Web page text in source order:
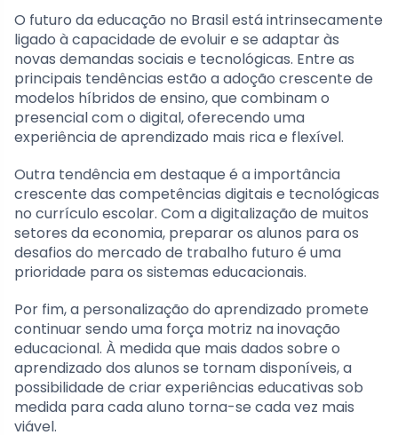
O futuro da educação no Brasil está intrinsecamente
ligado à capacidade de evoluir e se adaptar às
novas demandas sociais e tecnológicas. Entre as
principais tendências estão a adoção crescente de
modelos híbridos de ensino, que combinam o
presencial com o digital, oferecendo uma
experiência de aprendizado mais rica e flexível.
Outra tendência em destaque é a importância
crescente das competências digitais e tecnológicas
no currículo escolar. Com a digitalização de muitos
setores da economia, preparar os alunos para os
desafios do mercado de trabalho futuro é uma
prioridade para os sistemas educacionais.
Por fim, a personalização do aprendizado promete
continuar sendo uma força motriz na inovação
educacional. À medida que mais dados sobre o
aprendizado dos alunos se tornam disponíveis, a
possibilidade de criar experiências educativas sob
medida para cada aluno torna-se cada vez mais
viável.